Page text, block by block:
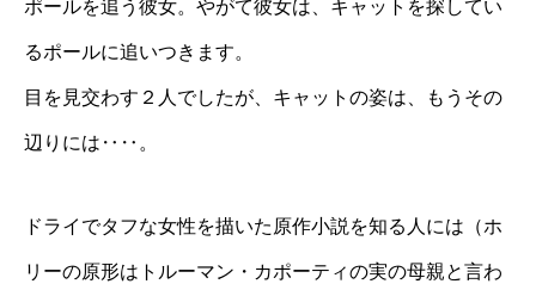
ポールを追う彼女。やがて彼女は、キャットを探してい
るポールに追いつきます。
目を見交わす２人でしたが、キャットの姿は、もうその
辺りには‥‥。
ドライでタフな女性を描いた原作小説を知る人には（ホ
リーの原形はトルーマン・カポーティの実の母親と言わ